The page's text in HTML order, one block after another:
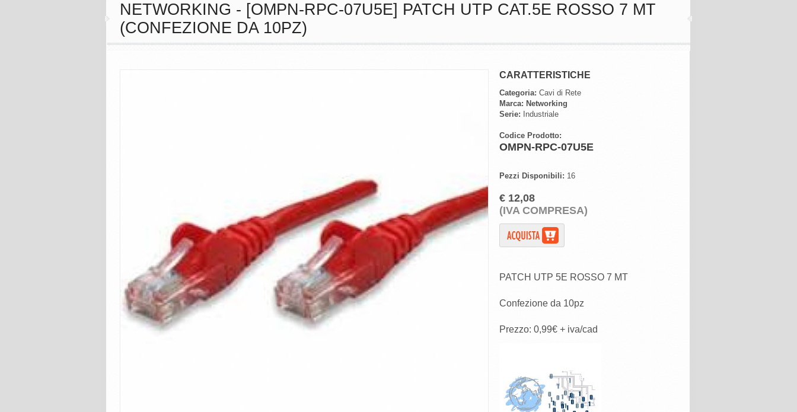
NETWORKING - [OMPN-RPC-07U5E] PATCH UTP CAT.5E ROSSO 7 MT
(CONFEZIONE DA 10PZ)
CARATTERISTICHE
Categoria: Cavi di Rete
Marca: Networking
Serie: Industriale
Codice Prodotto:
OMPN-RPC-07U5E
Pezzi Disponibili: 16
€ 12,08
(IVA COMPRESA)
PATCH UTP 5E ROSSO 7 MT
Confezione da 10pz
Prezzo: 0,99€ + iva/cad